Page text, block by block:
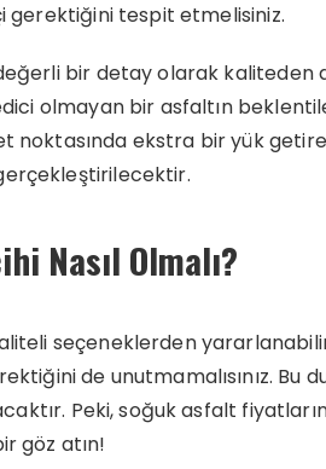
gerektiğini tespit etmelisiniz.
bir detay olarak kaliteden
olmayan bir asfaltın
noktasında ekstra bir yük
Nasıl Olmalı?
seçeneklerden
de unutmamalısınız. Bu
Peki, soğuk asfalt
göz atın!